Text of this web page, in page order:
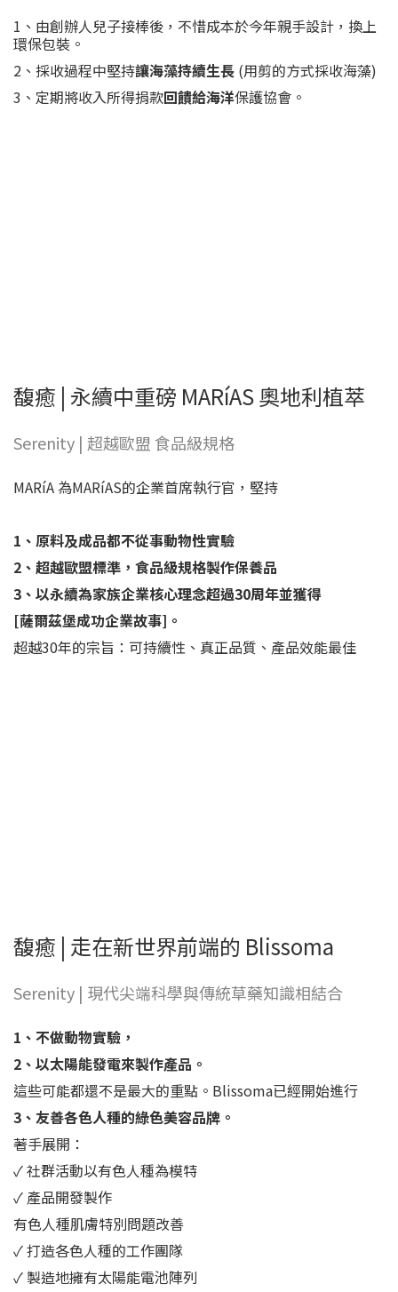
1、由創辦人兒子接棒後，不惜成本於今年親手設計，換上
環保包裝。
2、採收過程中堅持讓海藻持續生長 (用剪的方式採收海藻)
3、定期將收入所得捐款回饋給海洋保護協會。
馥癒 | 永續中重磅 MARíAS 奧地利植萃
Serenity | 超越歐盟 食品級規格
MARíA 為MARíAS的企業首席執行官，堅持
1、原料及成品都不從事動物性實驗
2、超越歐盟標準，食品級規格製作保養品
3、以永續為家族企業核心理念超過30周年並獲得
[薩爾茲堡成功企業故事]。
超越30年的宗旨：可持續性、真正品質、產品效能最佳
馥癒 | 走在新世界前端的 Blissoma
Serenity | 現代尖端科學與傳統草藥知識相結合
1、不做動物實驗，
2、以太陽能發電來製作產品。
這些可能都還不是最大的重點。Blissoma已經開始進行
3、友善各色人種的綠色美容品牌。
著手展開：
✓ 社群活動以有色人種為模特
✓ 產品開發製作
有色人種肌膚特別問題改善
✓ 打造各色人種的工作團隊
✓ 製造地擁有太陽能電池陣列